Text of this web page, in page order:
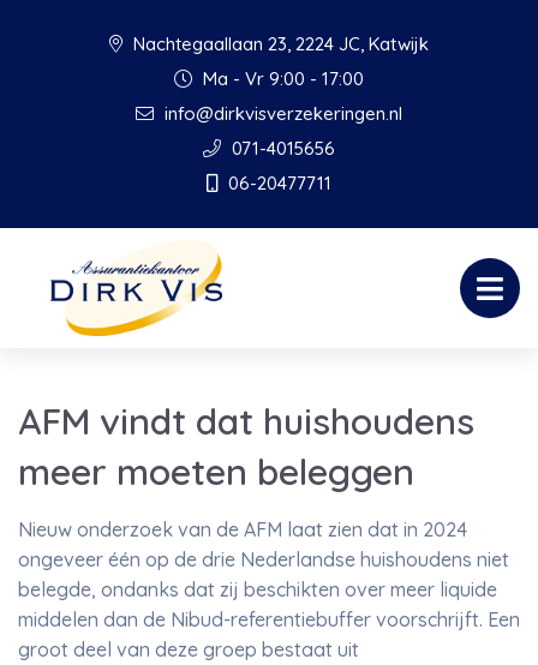
Nachtegaallaan 23, 2224 JC, Katwijk
Ma - Vr 9:00 - 17:00
info@dirkvisverzekeringen.nl
071-4015656
06-20477711
AFM vindt dat huishoudens
meer moeten beleggen
Nieuw onderzoek van de AFM laat zien dat in 2024
ongeveer één op de drie Nederlandse huishoudens niet
belegde, ondanks dat zij beschikten over meer liquide
middelen dan de Nibud-referentiebuffer voorschrijft. Een
groot deel van deze groep bestaat uit